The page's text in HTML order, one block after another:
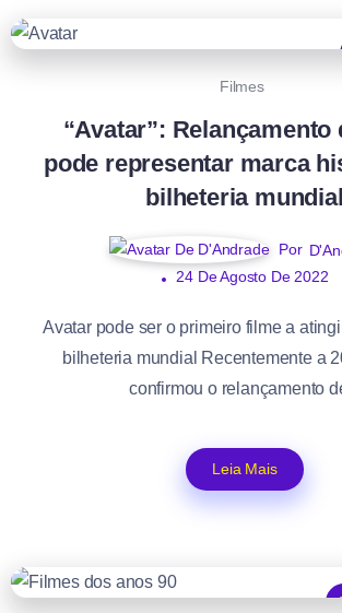
Filmes
“Avatar”: Relançamento
pode representar marca
bilheteria mundial
Por
24 De Agosto De 2022
Avatar pode ser o primeiro filme a
bilheteria mundial Recentemente a
confirmou o relançamento
Leia Mais